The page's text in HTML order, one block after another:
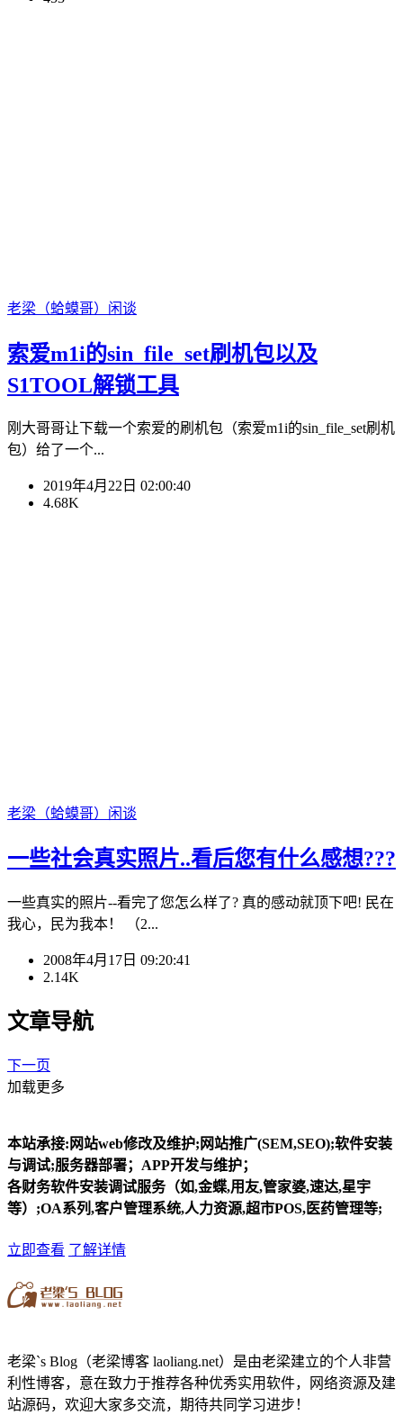
老梁（蛤蟆哥） 闲谈
索爱m1i的sin_file_set刷机包以及
S1TOOL解锁工具
刚大哥哥让下载一个索爱的刷机包（索爱m1i的sin_file_set刷机
包）给了一个...
2019年4月22日 02:00:40
4.68K
老梁（蛤蟆哥） 闲谈
一些社会真实照片..看后您有什么感想???
一些真实的照片--看完了您怎么样了? 真的感动就顶下吧! 民在
我心，民为我本！ （2...
2008年4月17日 09:20:41
2.14K
文章导航
下一页
加载更多
本站承接:网站web修改及维护;网站推广(SEM,SEO);软件安装
与调试;服务器部署；APP开发与维护；
各财务软件安装调试服务（如,金蝶,用友,管家婆,速达,星宇
等）;OA系列,客户管理系统,人力资源,超市POS,医药管理等;
立即查看 了解详情
老梁`s Blog（老梁博客 laoliang.net）是由老梁建立的个人非营
利性博客，意在致力于推荐各种优秀实用软件，网络资源及建
站源码，欢迎大家多交流，期待共同学习进步！